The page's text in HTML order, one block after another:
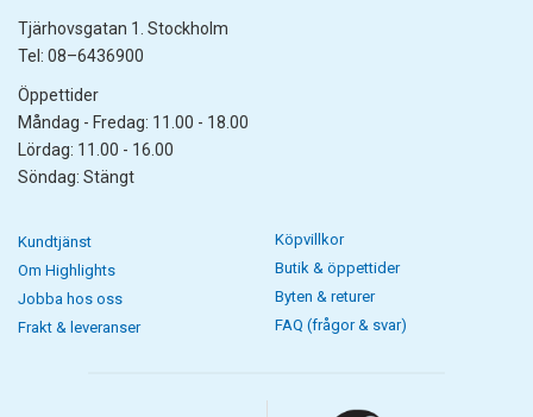
Tjärhovsgatan 1. Stockholm
Tel: 08–6436900
Öppettider
Måndag - Fredag: 11.00 - 18.00
Lördag: 11.00 - 16.00
Söndag: Stängt
Kundtjänst
Om Highlights
Jobba hos oss
Frakt & leveranser
Köpvillkor
Butik & öppettider
Byten & returer
FAQ (frågor & svar)